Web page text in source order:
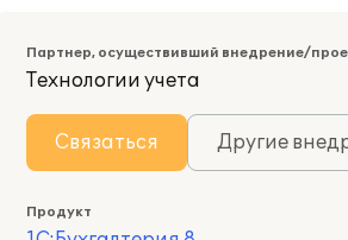
Партнер, осуществивший внедрение/
Технологии учета
Связаться Другие
Продукт